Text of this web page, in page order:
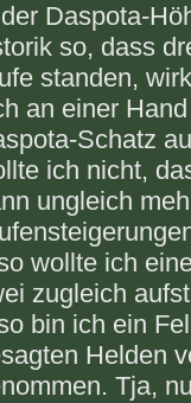
Daspota-
so, dass
standen,
an einer
Schatz
ich nicht,
ungleich
wollte ich
zugleich
bin ich ein
Helden
Tja,